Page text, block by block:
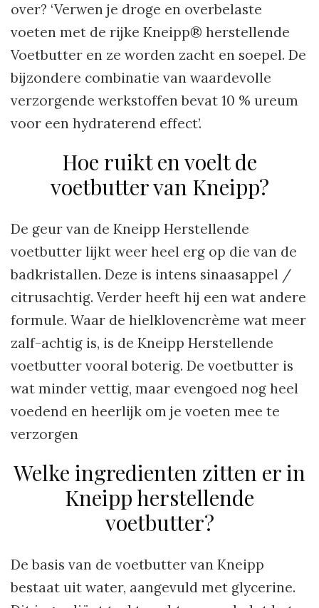
over? ‘Verwen je droge en overbelaste
voeten met de rijke Kneipp® herstellende
Voetbutter en ze worden zacht en soepel. De
bijzondere combinatie van waardevolle
verzorgende werkstoffen bevat 10 % ureum
voor een hydraterend effect’.
Hoe ruikt en voelt de
voetbutter van Kneipp?
De geur van de Kneipp Herstellende
voetbutter lijkt weer heel erg op die van de
badkristallen. Deze is intens sinaasappel /
citrusachtig. Verder heeft hij een wat andere
formule. Waar de hielklovencrème wat meer
zalf-achtig is, is de Kneipp Herstellende
voetbutter vooral boterig. De voetbutter is
wat minder vettig, maar evengoed nog heel
voedend en heerlijk om je voeten mee te
verzorgen
Welke ingredienten zitten er in
Kneipp herstellende
voetbutter?
De basis van de voetbutter van Kneipp
bestaat uit water, aangevuld met glycerine.